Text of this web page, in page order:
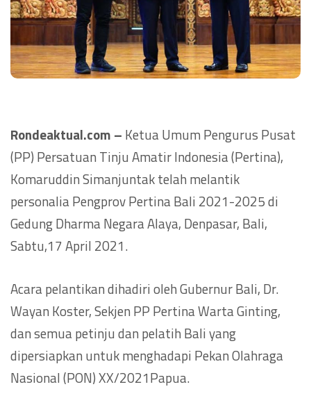
Rondeaktual.com – Ketua Umum Pengurus Pusat
(PP) Persatuan Tinju Amatir Indonesia (Pertina),
Komaruddin Simanjuntak telah melantik
personalia Pengprov Pertina Bali 2021-2025 di
Gedung Dharma Negara Alaya, Denpasar, Bali,
Sabtu,17 April 2021.
Acara pelantikan dihadiri oleh Gubernur Bali, Dr.
Wayan Koster, Sekjen PP Pertina Warta Ginting,
dan semua petinju dan pelatih Bali yang
dipersiapkan untuk menghadapi Pekan Olahraga
Nasional (PON) XX/2021Papua.